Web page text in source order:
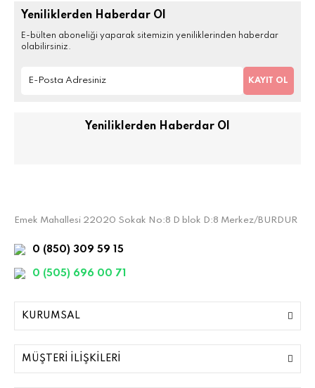
Yeniliklerden Haberdar Ol
E-bülten aboneliği yaparak sitemizin yeniliklerinden haberdar
olabilirsiniz.
KAYIT OL
Yeniliklerden Haberdar Ol
Emek Mahallesi 22020 Sokak No:8 D blok D:8 Merkez/BURDUR
0 (850) 309 59 15
0 (505) 696 00 71
KURUMSAL
MÜŞTERİ İLİŞKİLERİ